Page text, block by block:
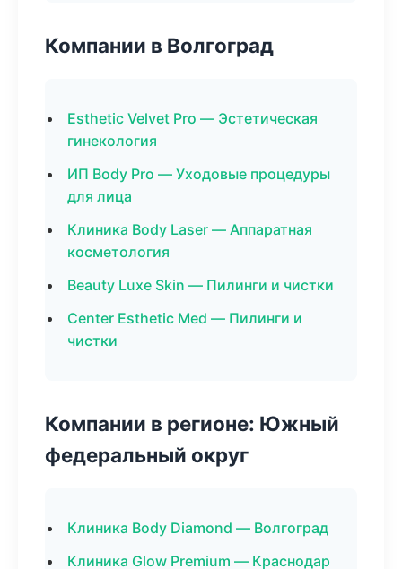
Компании в Волгоград
Esthetic Velvet Pro — Эстетическая
гинекология
ИП Body Pro — Уходовые процедуры
для лица
Клиника Body Laser — Аппаратная
косметология
Beauty Luxe Skin — Пилинги и чистки
Center Esthetic Med — Пилинги и
чистки
Компании в регионе: Южный
федеральный округ
Клиника Body Diamond — Волгоград
Клиника Glow Premium — Краснодар